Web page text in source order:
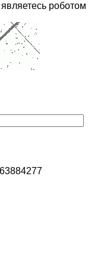
роботом